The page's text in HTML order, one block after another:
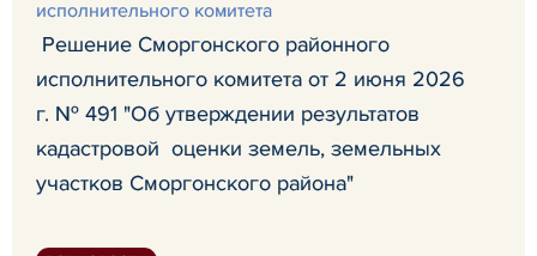
исполнительного комитета
Решение Сморгонского районного
исполнительного комитета от 2 июня 2026
г. № 491 "Об утверждении результатов
кадастровой оценки земель, земельных
участков Сморгонского района"